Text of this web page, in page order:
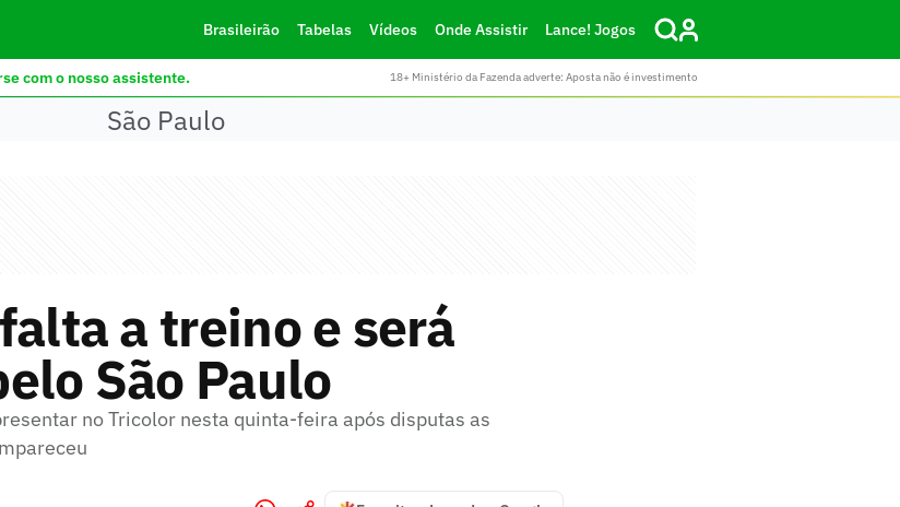
Brasileirão Tabelas Vídeos Onde Assistir Lance! Jogos
com o nosso assistente. 18+ Ministério da Fazenda adverte: Aposta não é investimento
São Paulo
a treino e será
São Paulo
no Tricolor nesta quinta-feira após disputas as